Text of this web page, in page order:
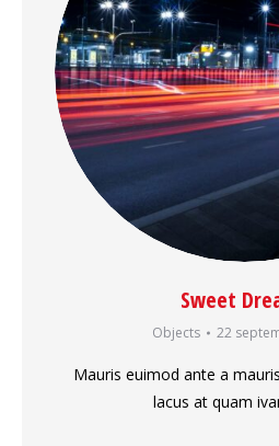
Sweet
Objects 22
Mauris euimod ante a
lacus at quam